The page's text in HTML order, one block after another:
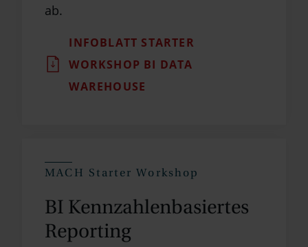
ab.
INFOBLATT STARTER
WORKSHOP BI DATA
WAREHOUSE
MACH Starter Workshop
BI Kennzahlen­basiertes
Reporting